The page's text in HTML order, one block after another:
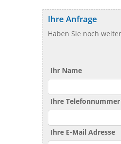
Ihre Anfrage
Haben Sie noch
Ihr Name
Ihre Telefonnummer
Ihre E-Mail Adresse